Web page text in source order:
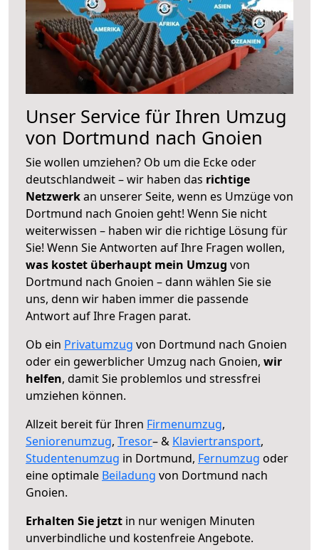
Unser Service für Ihren Umzug
von Dortmund nach Gnoien
Sie wollen umziehen? Ob um die Ecke oder
deutschlandweit – wir haben das richtige
Netzwerkan unserer Seite, wenn es Umzüge von
Dortmund nach Gnoien geht! Wenn Sie nicht
weiterwissen – haben wir die richtige Lösung für
Sie! Wenn Sie Antworten auf Ihre Fragen wollen,
was kostet überhaupt mein Umzug von
Dortmund nach Gnoien – dann wählen Sie sie
uns, denn wir haben immer die passende
Antwort auf Ihre Fragen parat.
Ob ein Privatumzug von Dortmund nach Gnoien
oder ein gewerblicher Umzug nach Gnoien, wir
helfen, damit Sie problemlos und stressfrei
umziehen können.
Allzeit bereit für Ihren Firmenumzug,
Seniorenumzug, Tresor– & Klaviertransport,
Studentenumzug in Dortmund, Fernumzug oder
eine optimale Beiladung von Dortmund nach
Gnoien.
Erhalten Sie jetzt in nur wenigen Minuten
unverbindliche und kostenfreie Angebote.